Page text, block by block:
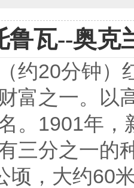
鲁瓦--奥克
约20分钟
富之一。以
。1901年
三分之一的
顷，大约60